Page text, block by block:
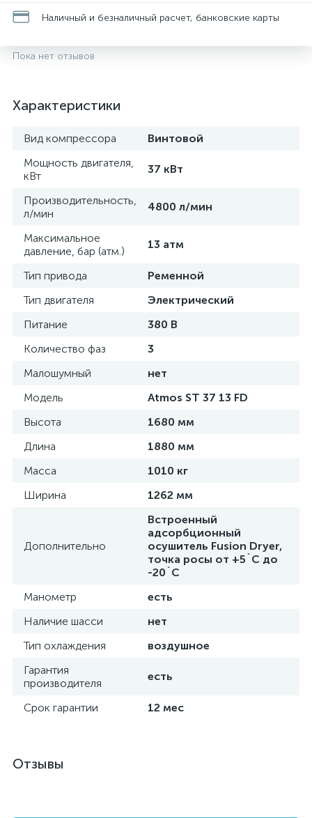
Наличный и безналичный расчет, банковские карты
Пока нет отзывов
Характеристики
Вид компрессора
Винтовой
Мощность двигателя,
кВт
37 кВт
Производительность,
л/мин
4800 л/мин
Максимальное
давление, бар (атм.)
13 атм
Тип привода
Ременной
Тип двигателя
Электрический
Питание
380 В
Количество фаз
3
Малошумный
нет
Модель
Atmos ST 37 13 FD
Высота
1680 мм
Длина
1880 мм
Масса
1010 кг
Ширина
1262 мм
Дополнительно
Встроенный
адсорбционный
осушитель Fusion Dryer,
точка росы от +5`C до
-20`C
Манометр
есть
Наличие шасси
нет
Тип охлаждения
воздушное
Гарантия
производителя
есть
Срок гарантии 12 мес
Отзывы